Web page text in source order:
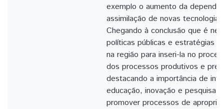
exemplo o aumento da
assimilação de novas
Chegando à conclusão que é
políticas públicas e estratégias
na região para inseri-la no
dos processos produtivos e
destacando a importância de
educação, inovação e pesquisa
promover processos de